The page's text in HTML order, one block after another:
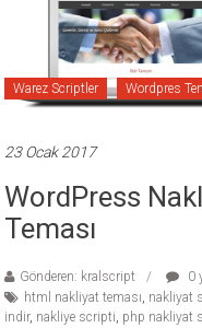
temalar,
wordpress
temaları,
temaları,
download
sitesi.
Warez Scriptler Wordpres
23 Ocak 2017
WordPress
Teması
Gönderen: kralscript
0
html nakliyat teması, nakliyat
indir, nakliye scripti, php nakliyat